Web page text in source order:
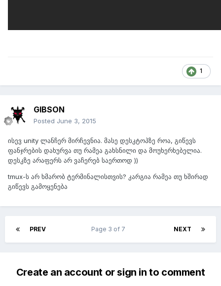
1
GIBSON
Posted June 3, 2015
ისევ unity ლანჩერ მირჩევნია. მასე დესკტოპზე როა, გიწევს
ფანჯრების დახურვა თუ რამეა გახსნილი და მოუხერხებელია.
დესკზე არაფერს არ ვაჩერებ საერთოდ ))
tmux-ს არ ხმარობ ტერმინალისთვის? კარგია რამეა თუ ხშირად
გიწევს გამოყენება
PREV NEXT
Page 3 of 7
Create an account or sign in to comment